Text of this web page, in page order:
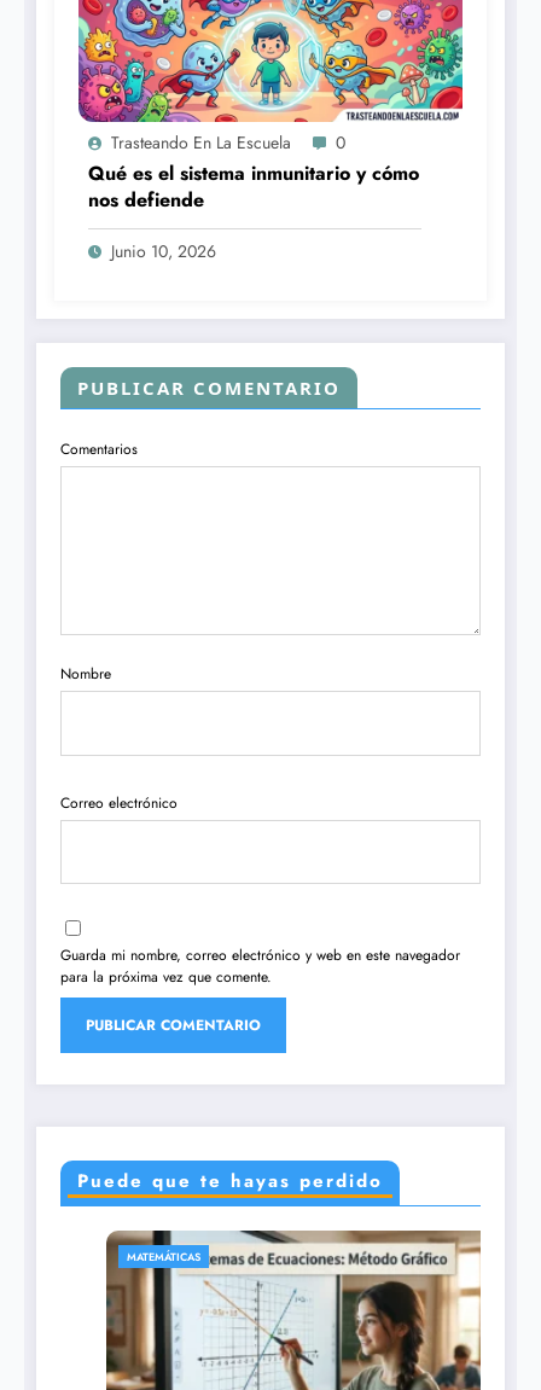
Trasteando En La Escuela 0
Qué es el sistema inmunitario y cómo
nos defiende
Junio 10, 2026
PUBLICAR COMENTARIO
Comentarios
Nombre
Correo electrónico
Guarda mi nombre, correo electrónico y web en este navegador
para la próxima vez que comente.
Puede que te hayas perdido
CIENCIAS